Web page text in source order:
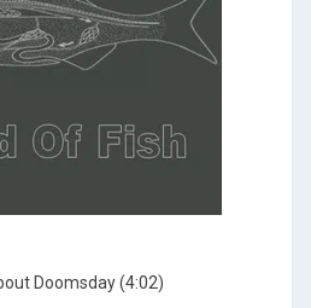
Doomsday (4:02)